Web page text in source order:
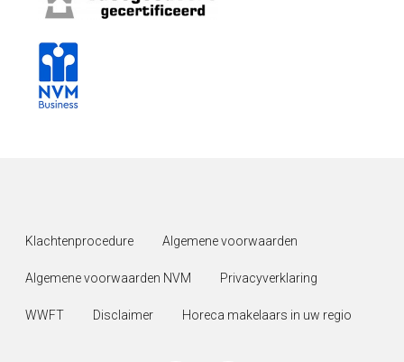
Klachtenprocedure Algemene voorwaarden
Algemene voorwaarden NVM Privacyverklaring
WWFT Disclaimer Horeca makelaars in uw regio